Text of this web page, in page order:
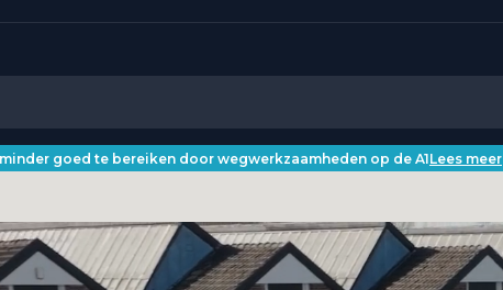
goed te bereiken door wegwerkzaamheden op de A1Lees meer